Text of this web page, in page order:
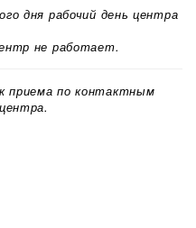
дня рабочий день центра
не работает.
приема по контактным